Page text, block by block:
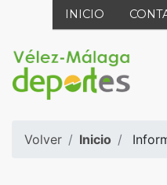
INICIO
Volver Inicio